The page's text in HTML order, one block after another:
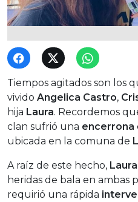
Tiempos agitados son los
vivido Angelica Castro,
hija Laura. Recordemos
clan sufrió una encerrona
ubicada en la comuna de
A raíz de este hecho,
heridas de bala en ambas
requirió una rápida